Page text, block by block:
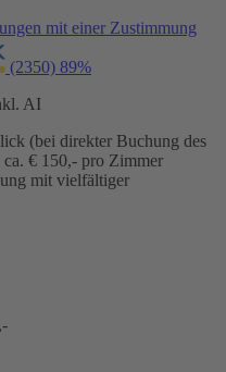
mit einer Zustimmung
(2350) 89%
AI
(bei direkter Buchung des
€ 150,- pro Zimmer
mit vielfältiger